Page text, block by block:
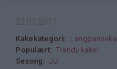
Kakekategori
Populært
Trendy kaker
Sesong
Jul